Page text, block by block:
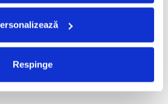
Respinge
Cargo- Spiritus Sanctus (Editie
150,00 Lei